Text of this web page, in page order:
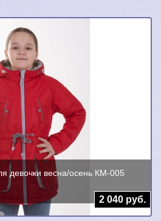
девочки весна/осень КМ-005
2 040 руб.